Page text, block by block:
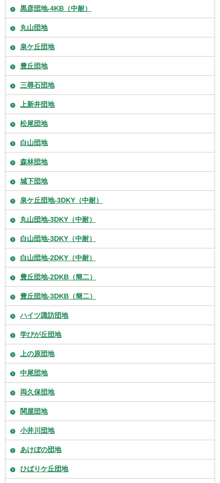
黒彦団地-4KB（中耐）
丸山団地
泉ケ丘団地
豊丘団地
三尋石団地
上新井団地
松尾団地
白山団地
森林団地
城下団地
泉ケ丘団地-3DKY（中耐）
丸山団地-3DKY（中耐）
白山団地-3DKY（中耐）
白山団地-2DKY（中耐）
豊丘団地-2DKB（簡二）
豊丘団地-3DKB（簡二）
ハイツ諏訪団地
学びが丘団地
上の原団地
中尾団地
両久保団地
関屋団地
小井川団地
あけぼの団地
ひばりケ丘団地